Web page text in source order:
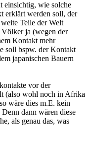
einsichtig, wie solche
erklärt werden soll, der
Teile der Welt
Völker ja (wegen der
Kontakt mehr
soll bspw. der Kontakt
japanischen Bauern
vor der
(also wohl noch in Afrika
wäre dies m.E. kein
dann wären diese
als genau das, was